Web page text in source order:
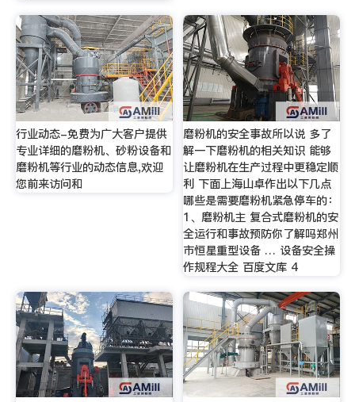
行业动态-免费为广大客户提供
专业详细的磨粉机、砂粉设备和
磨粉机等行业的动态信息,欢迎
您前来访问和
磨粉机的安全事故所以说 多了
解一下磨粉机的相关知识 能够
让磨粉机在生产过程中更稳定顺
利 下面上海山卓作出以下几点
哪些是需要磨粉机紧急停车的：
1、磨粉机主 复合式磨粉机的安
全运行和事故预防你了解吗郑州
市恒星重型设备 … 设备安全操
作规程大全 百度文库 4